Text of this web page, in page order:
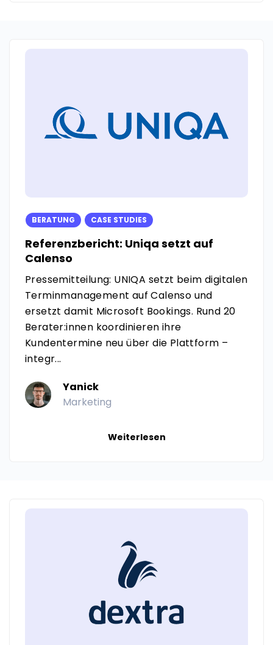
BERATUNG CASE STUDIES
Referenzbericht: Uniqa setzt auf
Calenso
Pressemitteilung: UNIQA setzt beim digitalen
Terminmanagement auf Calenso und
ersetzt damit Microsoft Bookings. Rund 20
Berater:innen koordinieren ihre
Kundentermine neu über die Plattform –
integr...
Yanick
Marketing
Weiterlesen